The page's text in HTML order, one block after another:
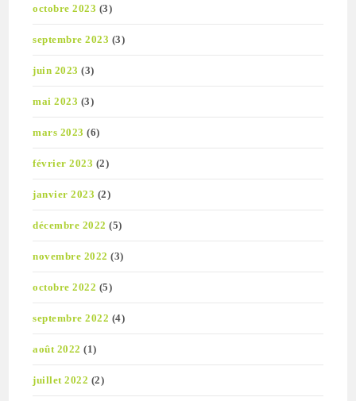
octobre 2023 (3)
septembre 2023 (3)
juin 2023 (3)
mai 2023 (3)
mars 2023 (6)
février 2023 (2)
janvier 2023 (2)
décembre 2022 (5)
novembre 2022 (3)
octobre 2022 (5)
septembre 2022 (4)
août 2022 (1)
juillet 2022 (2)